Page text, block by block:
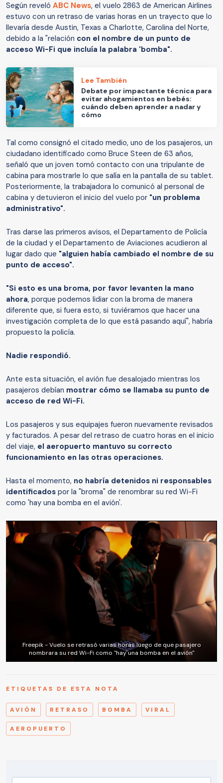
Según reveló ABC News, el vuelo 2863 de American Airlines
estuvo con un retraso de varias horas en un trayecto que lo
llevaría desde Austin, Texas a Charlotte, Carolina del Norte,
debido a la "relación con el nombre de un punto de
acceso Wi-Fi que incluía la palabra 'bomba".
Lee También
Debate por impactante técnica para
evitar ahogamientos en bebés:
cuándo deben aprender a nadar y
cómo
Tal como consignó el citado medio, uno de los pasajeros, un
ciudadano identificado como Bruce Steen de 63 años,
señaló que un joven tomó contacto con una tripulante de
cabina para mostrarle lo que salía en la pantalla de su tablet.
Posteriormente, la trabajadora lo comunicó al personal de
cabina y detuvieron el inicio del vuelo por "un problema
administrativo".
Tras darse las primeros avisos, el Departamento de Policía
de la ciudad y el Departamento de Aviaciones acudieron al
lugar dado que "alguien había cambiado el nombre de su
punto de acceso".
"Si esto es una broma, por favor levanten la mano
ahora, porque podemos lidiar con la broma de manera
diferente que, si fuera esto, si tuviéramos que hacer una
investigación completa de lo que está pasando aquí", habría
propuesto la policía.
Nadie respondió.
Ante esta situación, el avión fue desalojado mientras los
pasajeros debían mostrar cómo se llamaba su punto de
acceso de red Wi-Fi.
Los pasajeros y sus equipajes fueron nuevamente revisados
y facturados. A pesar del retraso de cuatro horas en el inicio
del viaje, el aeropuerto mantuvo su correcto
funcionamiento en las otras operaciones.
Hasta el momento, no habría detenidos ni responsables
identificados por la "broma" de renombrar su red Wi-Fi
como 'hay una bomba en el avión'.
Freepik - Vuelo se retrasó varias horas luego de que pasajero
nombrara su red Wi-Fi como "hay una bomba en el avión"
ETIQUETAS DE ESTA NOTA
AVIÓN RETRASO BOMBA VIRAL
AEROPUERTO